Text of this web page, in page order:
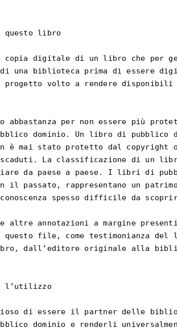
questo libro
digitale di un libro che per
una biblioteca prima di essere
progetto volto a rendere
abbastanza per non essere più
dominio. Un libro di pubblico
è mai stato protetto dal
scaduti. La classificazione di un
da paese a paese. I libri di
il passato, rappresentano un
spesso difficile da
e altre annotazioni a margine
questo file, come testimonianza del
dall’editore originale alla
l’utilizzo
di essere il partner delle
dominio e renderli